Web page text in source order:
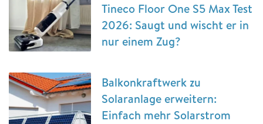
Tineco Floor One S5 Max Test
2026: Saugt und wischt er in
nur einem Zug?
Balkonkraftwerk zu
Solaranlage erweitern:
Einfach mehr Solarstrom